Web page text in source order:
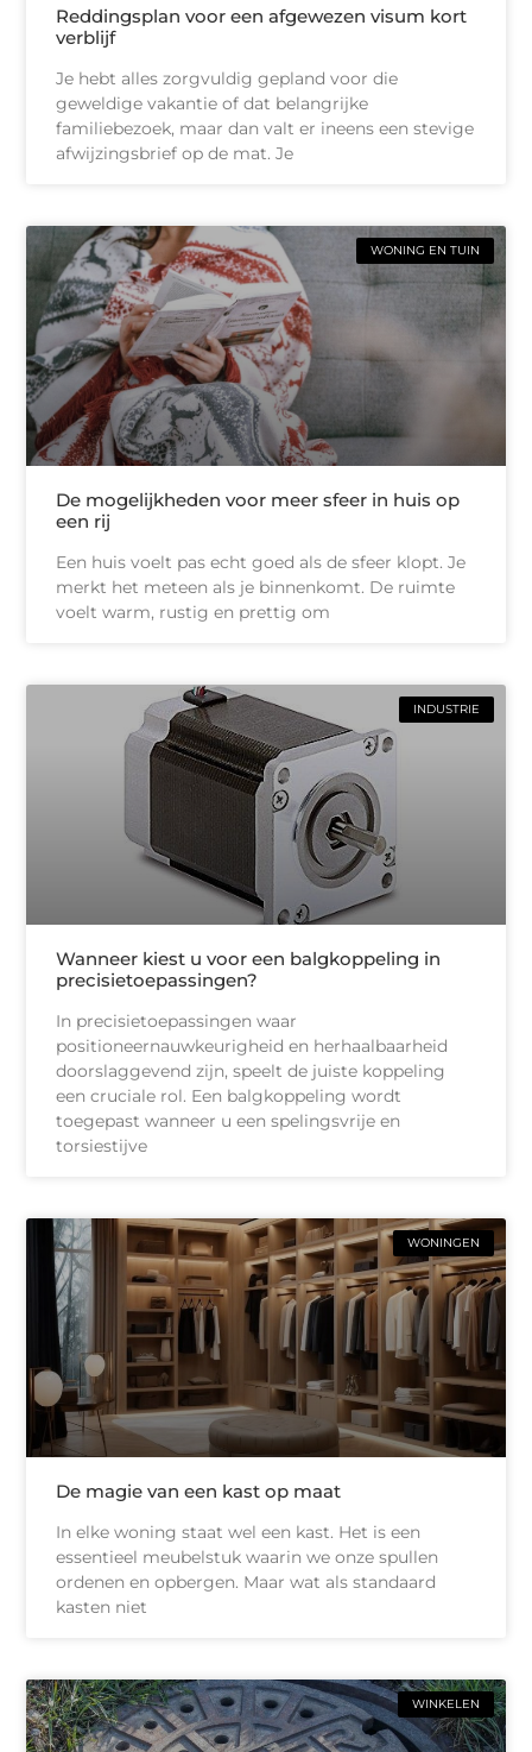
Reddingsplan voor een afgewezen visum kort
verblijf
Je hebt alles zorgvuldig gepland voor die
geweldige vakantie of dat belangrijke
familiebezoek, maar dan valt er ineens een stevige
afwijzingsbrief op de mat. Je
WONING EN TUIN
De mogelijkheden voor meer sfeer in huis op
een rij
Een huis voelt pas echt goed als de sfeer klopt. Je
merkt het meteen als je binnenkomt. De ruimte
voelt warm, rustig en prettig om
INDUSTRIE
Wanneer kiest u voor een balgkoppeling in
precisietoepassingen?
In precisietoepassingen waar
positioneernauwkeurigheid en herhaalbaarheid
doorslaggevend zijn, speelt de juiste koppeling
een cruciale rol. Een balgkoppeling wordt
toegepast wanneer u een spelingsvrije en
torsiestijve
WONINGEN
De magie van een kast op maat
In elke woning staat wel een kast. Het is een
essentieel meubelstuk waarin we onze spullen
ordenen en opbergen. Maar wat als standaard
kasten niet
WINKELEN